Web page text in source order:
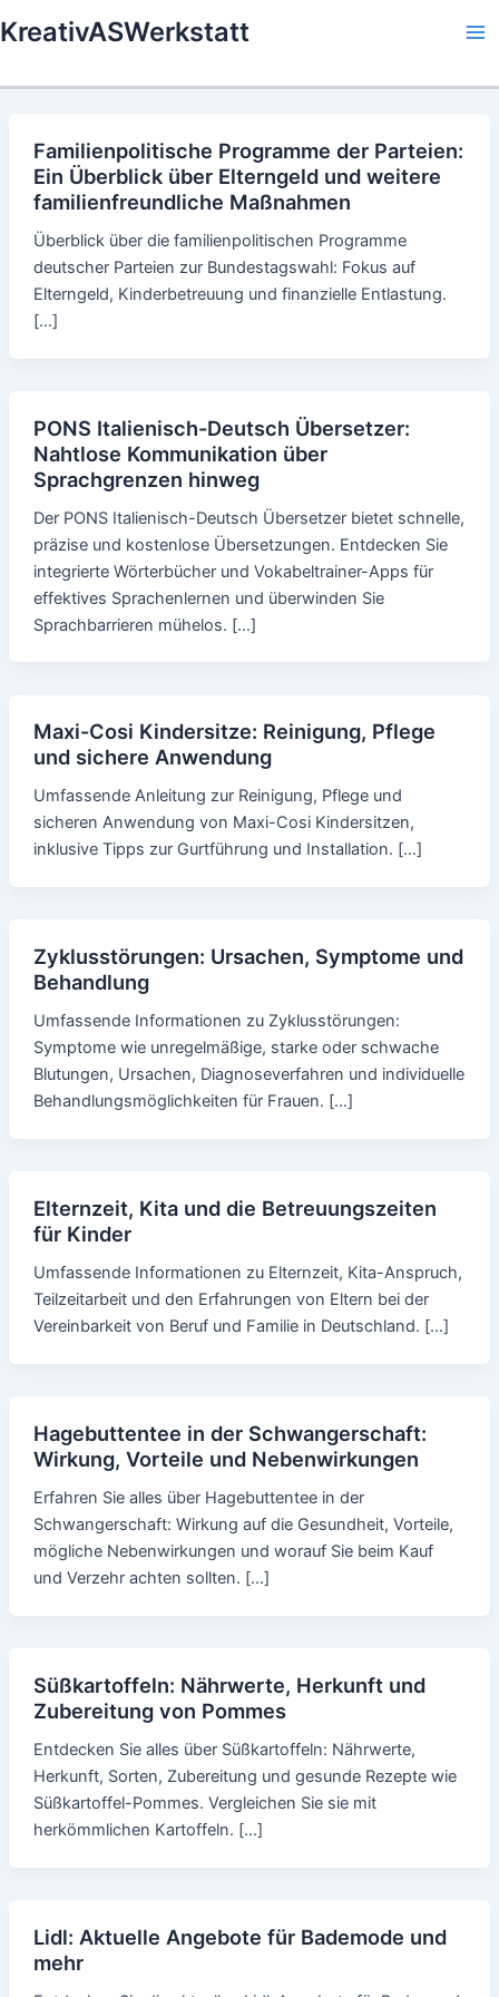
to
KreativASWerkstatt
Familienpolitische Programme der Parteien:
Ein Überblick über Elterngeld und weitere
familienfreundliche Maßnahmen
Überblick über die familienpolitischen Programme
deutscher Parteien zur Bundestagswahl: Fokus auf
Elterngeld, Kinderbetreuung und finanzielle Entlastung.
[…]
PONS Italienisch-Deutsch Übersetzer:
Nahtlose Kommunikation über
Sprachgrenzen hinweg
Der PONS Italienisch-Deutsch Übersetzer bietet schnelle,
präzise und kostenlose Übersetzungen. Entdecken Sie
integrierte Wörterbücher und Vokabeltrainer-Apps für
effektives Sprachenlernen und überwinden Sie
Sprachbarrieren mühelos. […]
Maxi-Cosi Kindersitze: Reinigung, Pflege
und sichere Anwendung
Umfassende Anleitung zur Reinigung, Pflege und
sicheren Anwendung von Maxi-Cosi Kindersitzen,
inklusive Tipps zur Gurtführung und Installation. […]
Zyklusstörungen: Ursachen, Symptome und
Behandlung
Umfassende Informationen zu Zyklusstörungen:
Symptome wie unregelmäßige, starke oder schwache
Blutungen, Ursachen, Diagnoseverfahren und individuelle
Behandlungsmöglichkeiten für Frauen. […]
Elternzeit, Kita und die Betreuungszeiten
für Kinder
Umfassende Informationen zu Elternzeit, Kita-Anspruch,
Teilzeitarbeit und den Erfahrungen von Eltern bei der
Vereinbarkeit von Beruf und Familie in Deutschland. […]
Hagebuttentee in der Schwangerschaft:
Wirkung, Vorteile und Nebenwirkungen
Erfahren Sie alles über Hagebuttentee in der
Schwangerschaft: Wirkung auf die Gesundheit, Vorteile,
mögliche Nebenwirkungen und worauf Sie beim Kauf
und Verzehr achten sollten. […]
Süßkartoffeln: Nährwerte, Herkunft und
Zubereitung von Pommes
Entdecken Sie alles über Süßkartoffeln: Nährwerte,
Herkunft, Sorten, Zubereitung und gesunde Rezepte wie
Süßkartoffel-Pommes. Vergleichen Sie sie mit
herkömmlichen Kartoffeln. […]
Lidl: Aktuelle Angebote für Bademode und
mehr